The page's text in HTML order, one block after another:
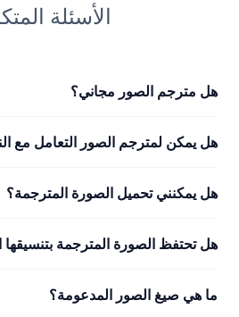
الأسئلة
هل مترجم الصور مجاني؟
هل يمكن لمترجم الصور التعامل مع
هل يمكنني تحميل الصورة المترجمة؟
هل تحتفظ الصورة المترجمة بتنسيقها
ما هي صيغ الصور المدعومة؟